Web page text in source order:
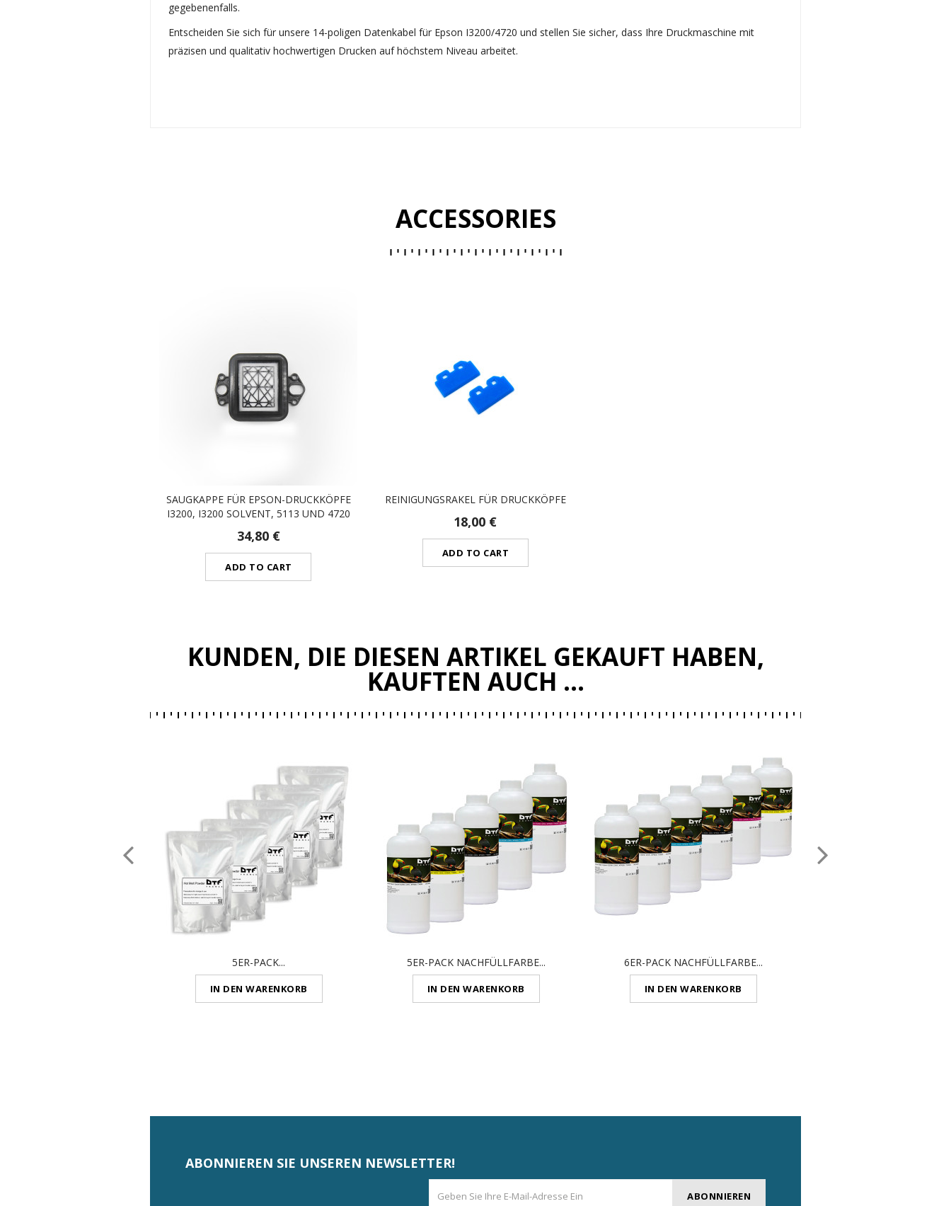
gegebenenfalls.
Entscheiden Sie sich für unsere 14-poligen Datenkabel für Epson I3200/4720 und stellen Sie sicher, dass Ihre Druckmaschine mit
präzisen und qualitativ hochwertigen Drucken auf höchstem Niveau arbeitet.
ACCESSORIES
SAUGKAPPE FÜR EPSON-DRUCKKÖPFE
I3200, I3200 SOLVENT, 5113 UND 4720
34,80 €
ADD TO CART
REINIGUNGSRAKEL FÜR DRUCKKÖPFE
18,00 €
ADD TO CART
KUNDEN, DIE DIESEN ARTIKEL GEKAUFT HABEN,
KAUFTEN AUCH ...
5ER-PACK...
IN DEN WARENKORB
5ER-PACK NACHFÜLLFARBE...
IN DEN WARENKORB
6ER-PACK NACHFÜLLFARBE...
IN DEN WARENKORB
ABONNIEREN SIE UNSEREN NEWSLETTER!
ABONNIEREN